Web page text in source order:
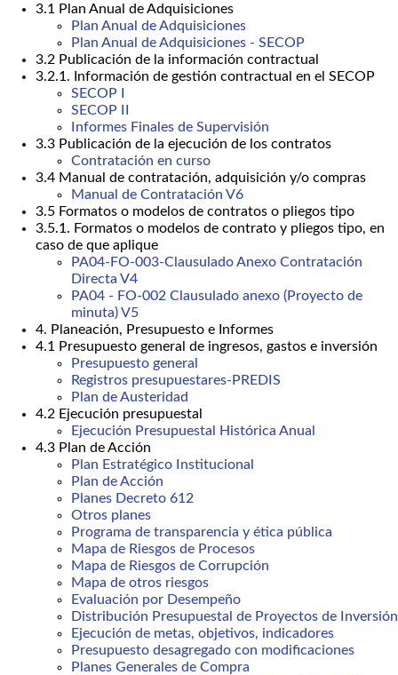
3.1 Plan Anual de Adquisiciones
Plan Anual de Adquisiciones
Plan Anual de Adquisiciones - SECOP
3.2 Publicación de la información contractual
3.2.1. Información de gestión contractual en el SECOP
SECOP I
SECOP II
Informes Finales de Supervisión
3.3 Publicación de la ejecución de los contratos
Contratación en curso
3.4 Manual de contratación, adquisición y/o compras
Manual de Contratación V6
3.5 Formatos o modelos de contratos o pliegos tipo
3.5.1. Formatos o modelos de contrato y pliegos tipo, en
caso de que aplique
PA04-FO-003-Clausulado Anexo Contratación
Directa V4
PA04 - FO-002 Clausulado anexo (Proyecto de
minuta) V5
4. Planeación, Presupuesto e Informes
4.1 Presupuesto general de ingresos, gastos e inversión
Presupuesto general
Registros presupuestares-PREDIS
Plan de Austeridad
4.2 Ejecución presupuestal
Ejecución Presupuestal Histórica Anual
4.3 Plan de Acción
Plan Estratégico Institucional
Plan de Acción
Planes Decreto 612
Otros planes
Programa de transparencia y ética pública
Mapa de Riesgos de Procesos
Mapa de Riesgos de Corrupción
Mapa de otros riesgos
Evaluación por Desempeño
Distribución Presupuestal de Proyectos de Inversión
Ejecución de metas, objetivos, indicadores
Presupuesto desagregado con modificaciones
Planes Generales de Compra